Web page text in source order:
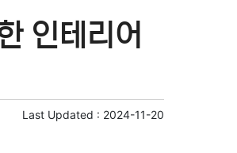
인테리어
Last Updated : 2024-11-20